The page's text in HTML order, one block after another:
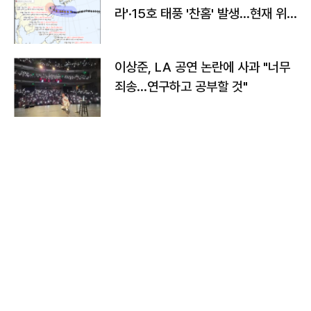
라'·15호 태풍 '찬홈' 발생…현재 위
이상준, LA 공연 논란에 사과 "너무
죄송…연구하고 공부할 것"